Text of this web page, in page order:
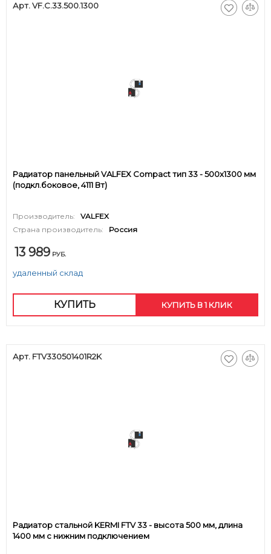
Арт. VF.C.33.500.1300
Радиатор панельный VALFEX Compact тип 33 - 500x1300 мм
(подкл.боковое, 4111 Вт)
Производитель:
VALFEX
Страна производитель:
Россия
13 989 РУБ.
удаленный склад
КУПИТЬ КУПИТЬ В 1 КЛИК
Арт. FTV330501401R2K
Радиатор стальной KERMI FTV 33 - высота 500 мм, длина
1400 мм с нижним подключением